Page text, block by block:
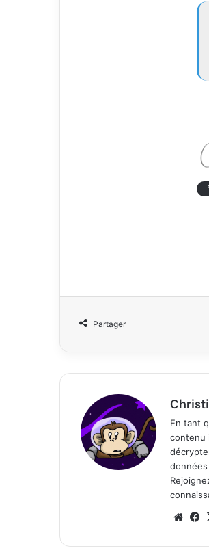
Partager
En tant
contenu
We
te